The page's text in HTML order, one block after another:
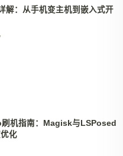
解：从手机变主机到嵌入式开
机指南：Magisk与LSPosed
化